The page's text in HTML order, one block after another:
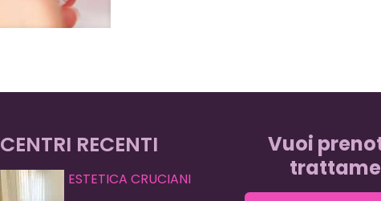
CENTRI RECENTI
ESTETICA CRUCIANI
Vuoi